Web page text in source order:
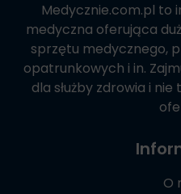
Medycznie.com.pl to
medyczna oferująca
sprzętu medycznego,
opatrunkowych i in.
dla służby zdrowia i
O